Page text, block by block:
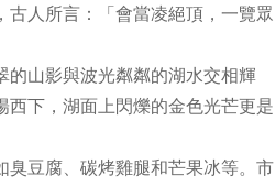
人所言：「會當凌絕頂，一覽眾
山影與波光粼粼的湖水交相輝
下，湖面上閃爍的金色光芒更是
豆腐、碳烤雞腿和芒果冰等。市